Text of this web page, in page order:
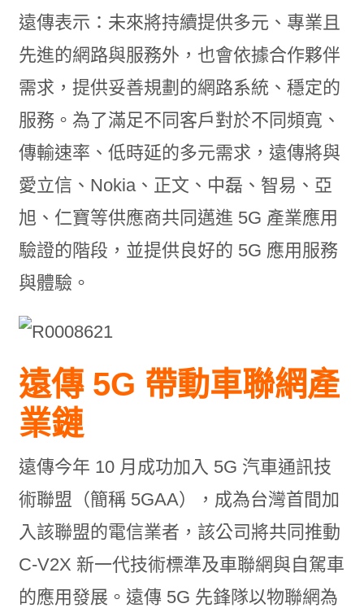
遠傳表示：未來將持續提供多元、專業且
先進的網路與服務外，也會依據合作夥伴
需求，提供妥善規劃的網路系統、穩定的
服務。為了滿足不同客戶對於不同頻寬、
傳輸速率、低時延的多元需求，遠傳將與
愛立信、Nokia、正文、中磊、智易、亞
旭、仁寶等供應商共同邁進 5G 產業應用
驗證的階段，並提供良好的 5G 應用服務
與體驗。
遠傳5G 帶動車聯網產
業鏈
遠傳今年 10 月成功加入 5G 汽車通訊技
術聯盟（簡稱 5GAA），成為台灣首間加
入該聯盟的電信業者，該公司將共同推動
C-V2X 新一代技術標準及車聯網與自駕車
的應用發展。遠傳 5G 先鋒隊以物聯網為